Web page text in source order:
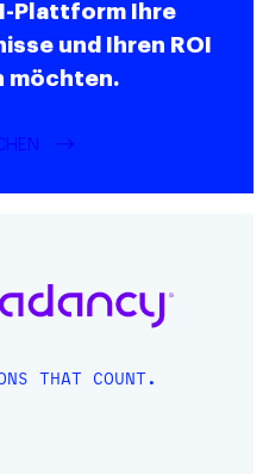
Plattform Ihre
und Ihren ROI
möchten.
THAT COUNT.